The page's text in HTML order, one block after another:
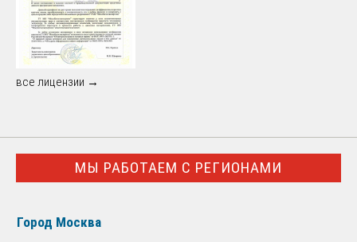
все лицензии →
МЫ РАБОТАЕМ С РЕГИОНАМИ
Город Москва